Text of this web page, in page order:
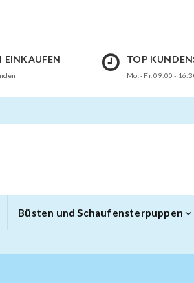
EINKAUFEN TOP
Mo. - Fr. 09:00 -
Büsten und Schaufensterpuppen